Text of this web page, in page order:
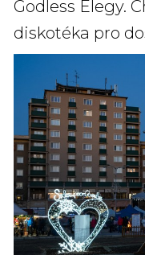
Godless Elegy.
diskotéka pro